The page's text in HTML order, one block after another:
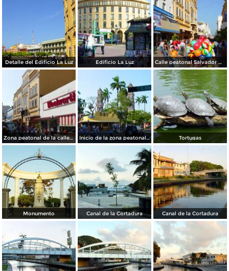
Detalle del Edificio La Luz Edificio La Luz Calle peatonal Salvador Díaz Mirón
Zona peatonal de la calle Salvador Díaz Mirón Inicio de la zona peatonal de la calle Díaz Mirón Tortugas
Monumento Canal de la Cortadura Canal de la Cortadura